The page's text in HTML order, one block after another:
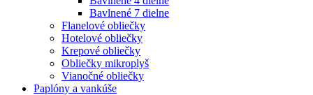
Bavlnené 7 dielne
Flanelové obliečky
Hotelové obliečky
Krepové obliečky
Obliečky mikroplyš
Vianočné obliečky
Paplóny a vankúše